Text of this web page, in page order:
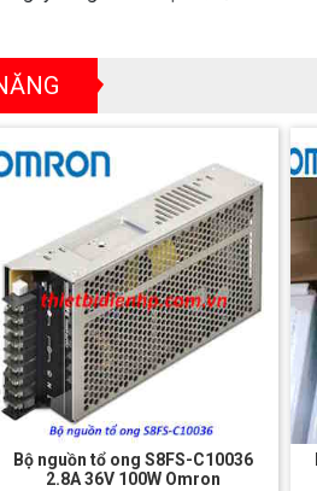
Bộ nguồn tổ ong S8FS-C10036
2.8A 36V 100W Omron